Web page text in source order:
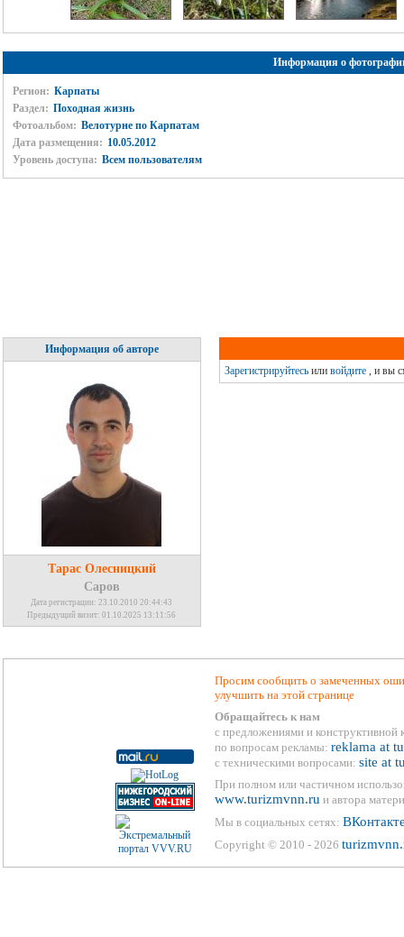
Информация о
Регион: Карпаты
Раздел: Походная жизнь
Фотоальбом: Велотурне по Карпатам
Дата размещения: 10.05.2012
Уровень доступа: Всем пользователям
Информация об авторе
Тарас Олесницкий
Саров
Дата регистрации: 23.10.2010 20:44:43
Предыдущий визит: 01.10.2025 13:11:56
Зарегистрируйтесьили войдите, и вы
Просим сообщить о замеченных
улучшить на этой странице
Обращайтесь к нам
с предложениями и конструктивной
по вопросам рекламы: reklama at
с техническими вопросами: site at
При полном или частичном
www.turizmvnn.ru и автора
Мы в социальных сетях:
Copyright © 2010 - 2026